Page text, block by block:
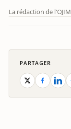
La rédaction de l'OJIM
PARTAGER